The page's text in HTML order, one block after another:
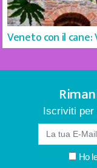
Veneto con il
Iscriviti per
Ho